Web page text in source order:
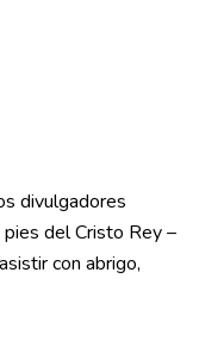
divulgadores
del Cristo Rey –
con abrigo,